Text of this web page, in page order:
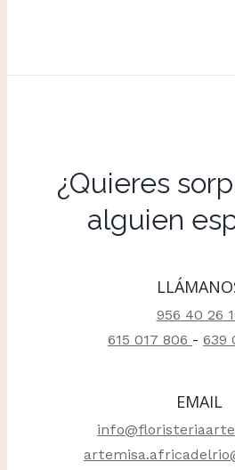
¿Quieres
alguien
956 40 26
615 017 806 - 639
EMAIL